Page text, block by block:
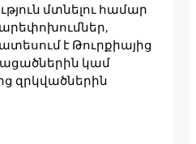
մտնելու համար
է Թուրքիայից
կամ
զրկվածներին